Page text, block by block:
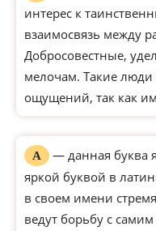
интерес к
взаимосвязь между
Добросовестные,
мелочам. Такие
ощущений, так как
А
— данная буква
яркой буквой в
в своем имени
ведут борьбу с